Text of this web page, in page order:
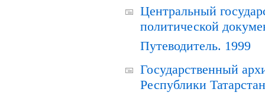
Центральный
политической
Путеводитель. 1999
Государственный
Республики